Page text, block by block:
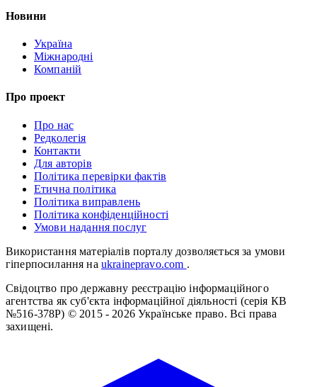
Новини
Україна
Міжнародні
Компаній
Про проект
Про нас
Редколегія
Контакти
Для авторів
Політика перевірки фактів
Етична політика
Політика виправлень
Політика конфіденційності
Умови надання послуг
Використання матеріалів порталу дозволяється за умови
гіперпосилання на ukrainepravo.com .
Свідоцтво про державну реєстрацію інформаційного
агентства як суб'єкта інформаційної діяльності (серія КВ
№516-378Р) © 2015 - 2026 Українське право. Всі права
захищені.